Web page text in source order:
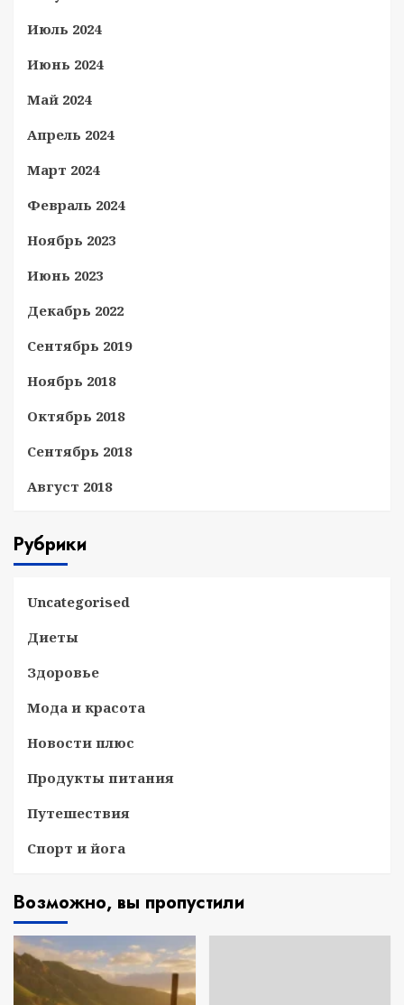
Июль 2024
Июнь 2024
Май 2024
Апрель 2024
Март 2024
Февраль 2024
Ноябрь 2023
Июнь 2023
Декабрь 2022
Сентябрь 2019
Ноябрь 2018
Октябрь 2018
Сентябрь 2018
Август 2018
Рубрики
Uncategorised
Диеты
Здоровье
Мода и красота
Новости плюс
Продукты питания
Путешествия
Спорт и йога
Возможно, вы пропустили